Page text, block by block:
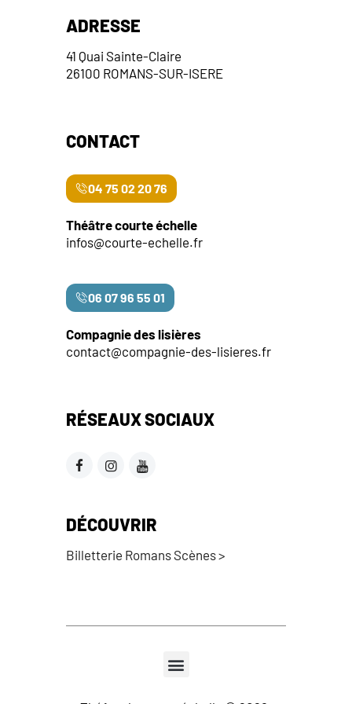
ADRESSE
41 Quai Sainte-Claire
26100 ROMANS-SUR-ISERE
CONTACT
04 75 02 20 76
Théâtre courte échelle
infos@courte-echelle.fr
06 07 96 55 01
Compagnie des lisières
contact@compagnie-des-lisieres.fr
RÉSEAUX SOCIAUX
DÉCOUVRIR
Billetterie Romans Scènes >